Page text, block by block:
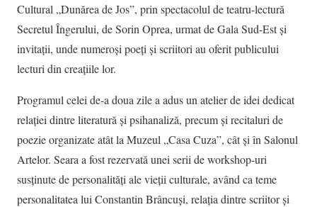
Cultural „Dunărea de Jos”, prin spectacolul de teatru-lectură
Secretul Îngerului, de Sorin Oprea, urmat de Gala Sud-Est și
invitații, unde numeroși poeți și scriitori au oferit publicului
lecturi din creațiile lor.
Programul celei de-a doua zile a adus un atelier de idei dedicat
relației dintre literatură și psihanaliză, precum și recitaluri de
poezie organizate atât la Muzeul „Casa Cuza”, cât și în Salonul
Artelor. Seara a fost rezervată unei serii de workshop-uri
susținute de personalități ale vieții culturale, având ca teme
personalitatea lui Constantin Brâncuși, relația dintre scriitor și